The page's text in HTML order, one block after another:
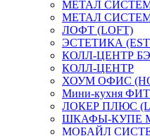
МЕТАЛ СИСТЕМ
МЕТАЛ СИСТЕМ
ЛОФТ (LOFT)
ЭСТЕТИКА
КОЛЛ-ЦЕНТР
КОЛЛ-ЦЕНТР
ХОУМ ОФИС
Мини-кухня
ЛОКЕР ПЛЮС
ШКАФЫ-КУПЕ
МОБАЙЛ